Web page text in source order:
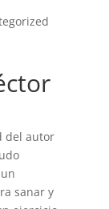
del autor
sanar y